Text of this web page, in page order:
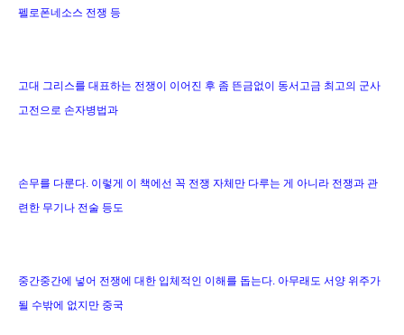
펠로폰네소스 전쟁 등
고대 그리스를 대표하는 전쟁이 이어진 후 좀 뜬금없이 동서고금 최고의 군사
고전으로 손자병법과
손무를 다룬다. 이렇게 이 책에선 꼭 전쟁 자체만 다루는 게 아니라 전쟁과 관
련한 무기나 전술 등도
중간중간에 넣어 전쟁에 대한 입체적인 이해를 돕는다. 아무래도 서양 위주가
될 수밖에 없지만 중국